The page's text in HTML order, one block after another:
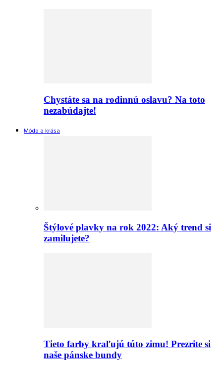
Chystáte sa na rodinnú oslavu? Na toto
nezabúdajte!
Móda a krása
Štýlové plavky na rok 2022: Aký trend si
zamilujete?
Tieto farby kraľujú túto zimu! Prezrite si
naše pánske bundy